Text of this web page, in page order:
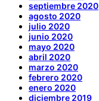
septiembre 2020
agosto 2020
julio 2020
junio 2020
mayo 2020
abril 2020
marzo 2020
febrero 2020
enero 2020
diciembre 2019